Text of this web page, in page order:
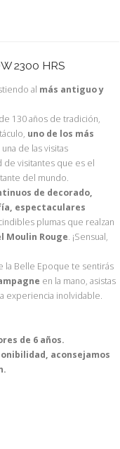
2300 HRS
al más antiguo y
130 años de tradición,
uno de los más
de las visitas
de visitantes que es el
del mundo.
de decorado,
espectaculares
plumas que realzan
Moulin Rouge. ¡Sensual,
la Belle Epoque te sentirás
en la mano, asistas
experiencia inolvidable.
de 6 años.
aconsejamos